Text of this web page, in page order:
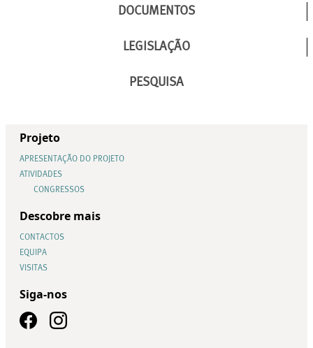
DOCUMENTOS
LEGISLAÇÃO
PESQUISA
Projeto
APRESENTAÇÃO DO PROJETO
ATIVIDADES
CONGRESSOS
Descobre mais
CONTACTOS
EQUIPA
VISITAS
Siga-nos